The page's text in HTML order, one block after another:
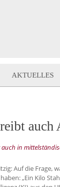
AKTUELLES
auch in
Auf die Frage,
„Ein Kilo